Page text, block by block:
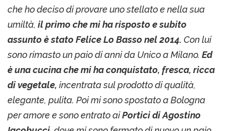
che ho deciso di provare uno stellato e nella sua
umiltà, il primo che mi ha risposto e subito
assunto è stato Felice Lo Basso nel 2014. Con lui
sono rimasto un paio di anni da Unico a Milano. Ed
è una cucina che mi ha conquistato, fresca, ricca
di vegetale, incentrata sul prodotto di qualità,
elegante, pulita. Poi mi sono spostato a Bologna
per amore e sono entrato aiPortici di Agostino